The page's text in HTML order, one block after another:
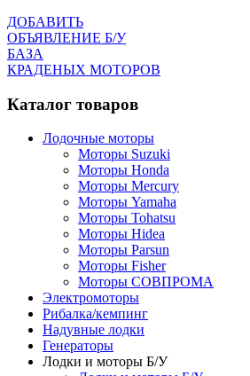
ДОБАВИТЬ
ОБЪЯВЛЕНИЕ Б/У
БАЗА
КРАДЕНЫХ МОТОРОВ
Каталог товаров
Лодочные моторы
Моторы Suzuki
Моторы Honda
Моторы Mercury
Моторы Yamaha
Моторы Tohatsu
Моторы Hidea
Моторы Parsun
Моторы Fisher
Моторы СОВПРОМА
Электромоторы
Рибалка/кемпинг
Надувные лодки
Генераторы
Лодки и моторы Б/У